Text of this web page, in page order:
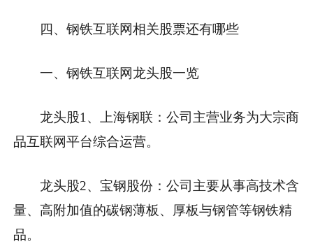
四、钢铁互联网相关股票还有哪些
一、钢铁互联网龙头股一览
龙头股1、上海钢联：公司主营业务为大宗商
品互联网平台综合运营。
龙头股2、宝钢股份：公司主要从事高技术含
量、高附加值的碳钢薄板、厚板与钢管等钢铁精
品。